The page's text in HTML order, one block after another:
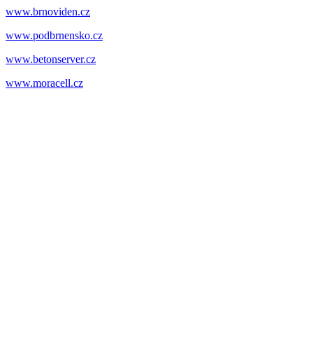
www.brnoviden.cz
www.podbrnensko.cz
www.betonserver.cz
www.moracell.cz